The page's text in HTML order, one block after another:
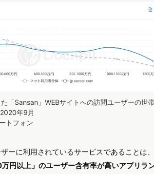
「Sansan」WEBサイトへの訪問ユーザーの世
年9月
トフォン
ーに利用されているサービスであることは
円以上」のユーザー含有率が高いアプリラ